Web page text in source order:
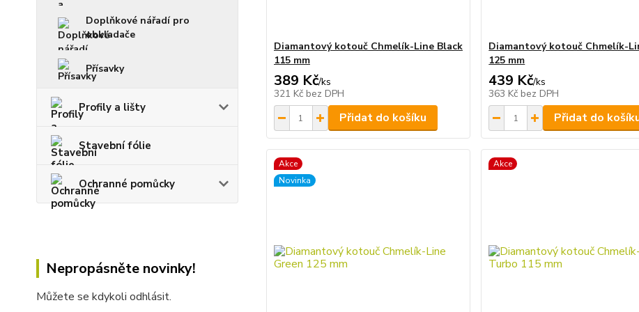
Doplňkové nářadí pro
obkladače
Přísavky
Profily a lišty
Stavební fólie
Ochranné pomůcky
Nepropásněte novinky!
Můžete se kdykoli odhlásit.
Diamantový kotouč Chmelík-Line Black
115 mm
389 Kč/ks
321 Kč bez DPH
Přidat do košíku
Diamantový kotouč Chmelík-
125 mm
439 Kč/ks
363 Kč bez DPH
Přidat do
Akce
Novinka
Akce